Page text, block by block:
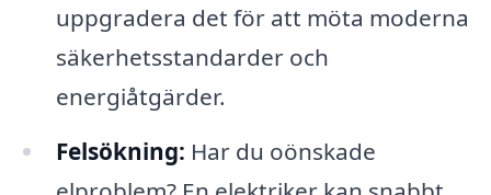
uppgradera det för att möta moderna
säkerhetsstandarder och
energiåtgärder.
Felsökning: Har du oönskade